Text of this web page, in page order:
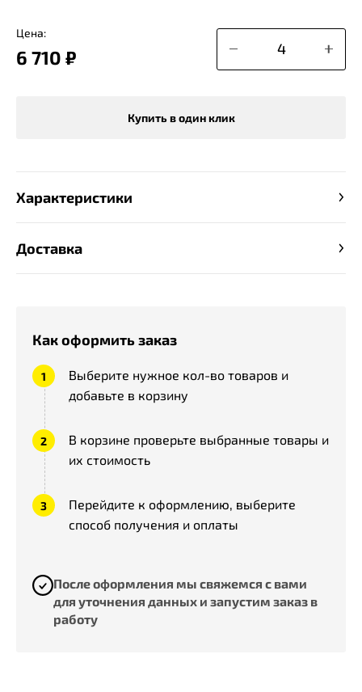
Цена:
6 710 ₽
Купить в один клик
Как оформить заказ
Выберите нужное кол-во товаров и
добавьте в корзину
В корзине проверьте выбранные товары и
их стоимость
Перейдите к оформлению, выберите
способ получения и оплаты
После оформления мы свяжемся с вами
для уточнения данных и запустим заказ в
работу
Характеристики
Доставка